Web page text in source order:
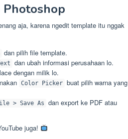
Photoshop
aja, karena ngedit template itu nggak
dan pilih file template.
dan ubah informasi perusahaan lo.
dengan milik lo.
Color Picker buat pilih warna yang
> Save As
dan export ke PDF atau
juga!